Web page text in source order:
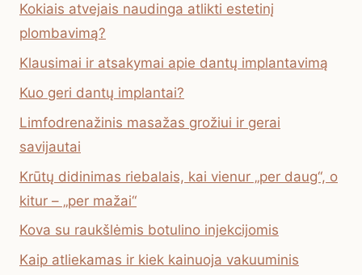
Kokiais atvejais naudinga atlikti estetinį
plombavimą?
Klausimai ir atsakymai apie dantų implantavimą
Kuo geri dantų implantai?
Limfodrenažinis masažas grožiui ir gerai
savijautai
Krūtų didinimas riebalais, kai vienur „per daug“, o
kitur – „per mažai“
Kova su raukšlėmis botulino injekcijomis
Kaip atliekamas ir kiek kainuoja vakuuminis